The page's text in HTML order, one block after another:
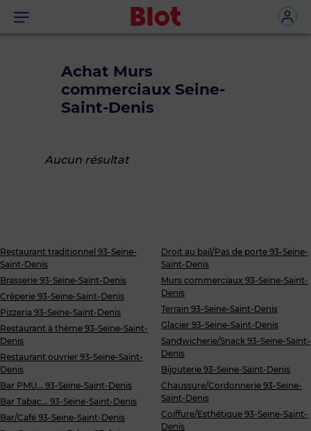
Menu
Achat Murs
commerciaux Seine-
Saint-Denis
Aucun résultat
Restaurant traditionnel 93-Seine-
Saint-Denis
Brasserie 93-Seine-Saint-Denis
Crêperie 93-Seine-Saint-Denis
Pizzeria 93-Seine-Saint-Denis
Restaurant à thème 93-Seine-Saint-
Denis
Restaurant ouvrier 93-Seine-Saint-
Denis
Bar PMU... 93-Seine-Saint-Denis
Bar Tabac... 93-Seine-Saint-Denis
Bar/Café 93-Seine-Saint-Denis
Droit au bail/Pas de porte 93-Seine-
Saint-Denis
Murs commerciaux 93-Seine-Saint-
Denis
Terrain 93-Seine-Saint-Denis
Glacier 93-Seine-Saint-Denis
Sandwicherie/Snack 93-Seine-Saint-
Denis
Bijouterie 93-Seine-Saint-Denis
Chaussure/Cordonnerie 93-Seine-
Saint-Denis
Coiffure/Esthétique 93-Seine-Saint-
Denis